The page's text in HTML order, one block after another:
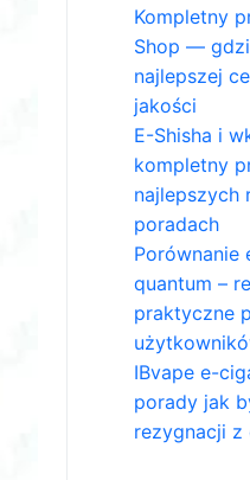
Kompletny
Shop —
najlepszej
jakości
E-Shisha i
kompletny
najlepszych
poradach
Porównanie
quantum –
praktyczne
IBvape e-
porady jak
rezygnacji z